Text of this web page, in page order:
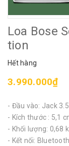
Loa Bose
tion
Hết hàng
3.990.000₫
- Đầu vào: Jack
- Kích thước : 5,1
- Khối lượng: 0,68
- Kết nối: